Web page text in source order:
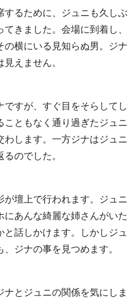
するために、ジュニも久しぶ
きました。会場に到着し、
の横にいる見知らぬ男。ジナ
えません。
ですが、すぐ目をそらしてし
こともなく通り過ぎたジュニ
します。一方ジナはジュニ
のでした。
壇上で行われます。ジュニ
あんな綺麗な姉さんがいた
話しかけます。しかしジュ
ジナの事を見つめます。
とジュニの関係を気にしま